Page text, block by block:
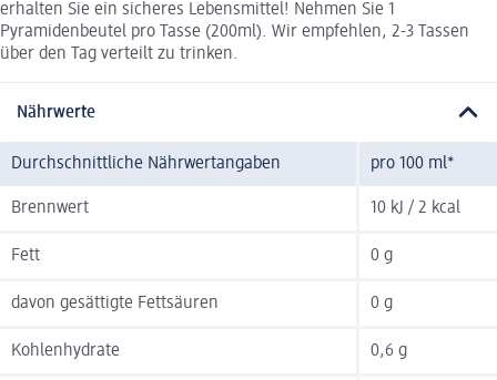
erhalten Sie ein sicheres Lebensmittel! Nehmen Sie 1
Pyramidenbeutel pro Tasse (200ml). Wir empfehlen, 2-3 Tassen
über den Tag verteilt zu trinken.
Nährwerte
Durchschnittliche Nährwertangaben pro 100 ml*
Brennwert 10 kJ / 2 kcal
Fett 0 g
davon gesättigte Fettsäuren 0 g
Kohlenhydrate 0,6 g